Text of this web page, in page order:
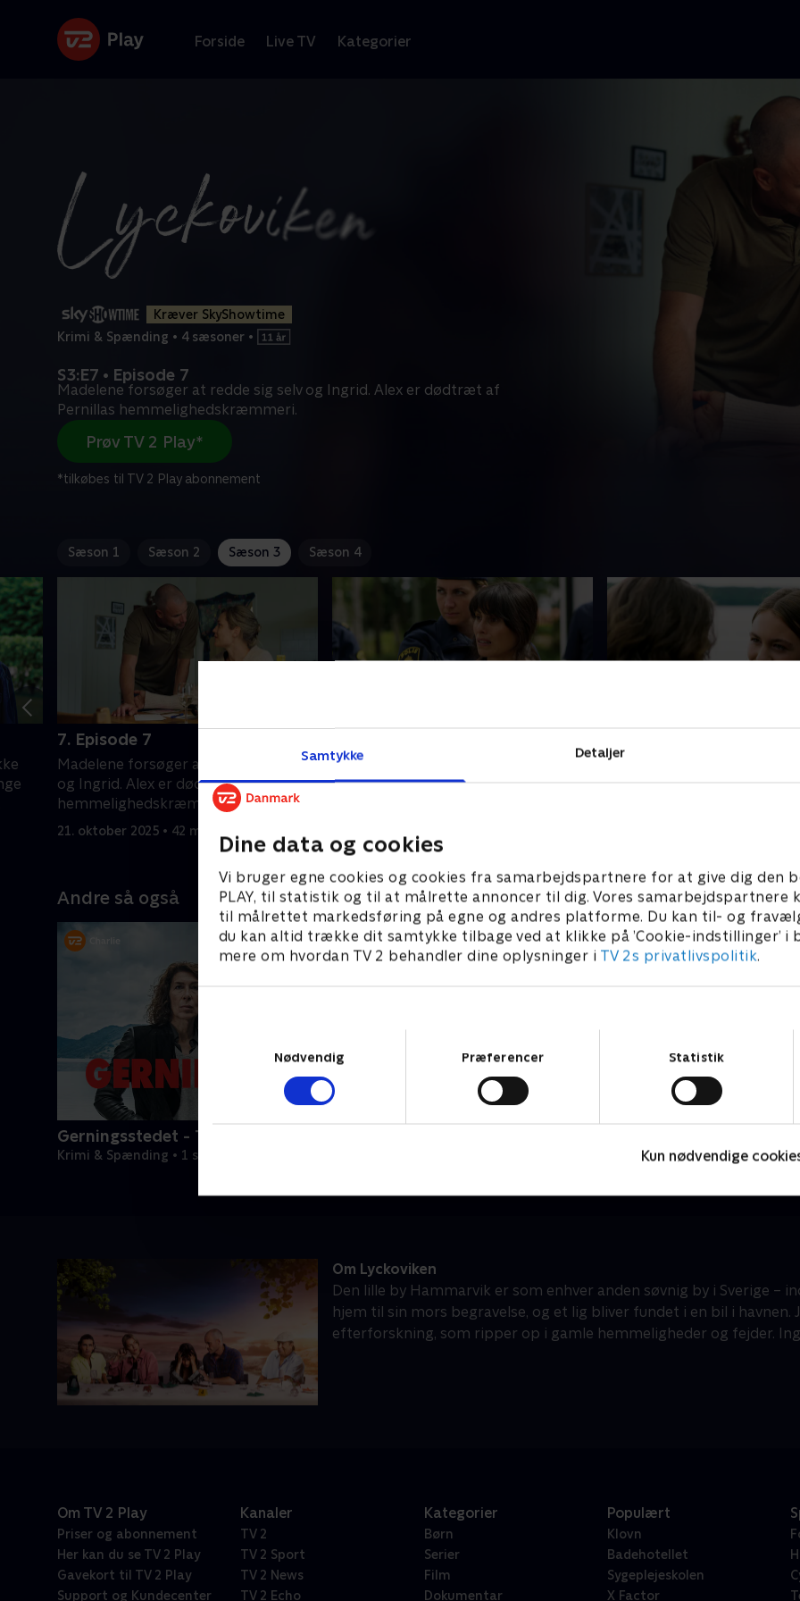
Samtykke Detaljer
Dine data og cookies
Vi bruger egne cookies og cookies fra samarbejdspartnere for at give dig den
PLAY, til statistik og til at målrette annoncer til dig. Vores samarbejdspartnere
til målrettet markedsføring på egne og andres platforme. Du kan til- og
du kan altid trække dit samtykke tilbage ved at klikke på ’Cookie-indstillinger’ i
mere om hvordan TV 2 behandler dine oplysninger i TV 2s privatlivspolitik.
Nødvendig
Præferencer Statistik
Kun nødvendige
Forside Live TV Kategorier
Kræver SkyShowtime
Krimi & Spænding • 4 sæsoner •
S3:E7 • Episode 7
Madelene forsøger at redde sig selv og Ingrid. Alex er dødtræt af
Pernillas hemmelighedskræmmeri.
Prøv TV 2 Play*
*tilkøbes til TV 2 Play abonnement
Sæson 1 Sæson 2 Sæson 3 Sæson 4
7. Episode 7
Madelene forsøger at redde sig selv
og Ingrid. Alex er dødtræt af Pernillas
hemmelighedskræmmeri.
21. oktober 2025 • 42 min
Tomas bebrejder Madelene for
Ingrids rådvildhed, og Vanesse
Alex flytter ind hos Pernilla,
Andre så også
Gerningsstedet - Tatort
Krimi & Spænding • 1 sæsoner
Om Lyckoviken
Den lille by Hammarvik er som enhver anden søvnig by i Sverige –
hjem til sin mors begravelse, og et lig bliver fundet i en bil i havnen.
efterforskning, som ripper op i gamle hemmeligheder og fejder.
Om TV 2 Play
Priser og abonnement
Her kan du se TV 2 Play
Gavekort til TV 2 Play
Support og Kundecenter
Kanaler
TV 2
TV 2 Sport
TV 2 News
TV 2 Echo
Kategorier
Børn
Serier
Film
Dokumentar
Populært
Klovn
Badehotellet
Sygeplejeskolen
X Factor